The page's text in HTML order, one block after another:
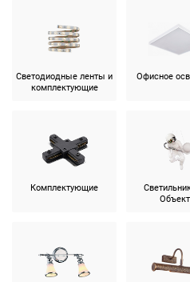
Светодиодные ленты и
комплектующие
Офисное
Комплектующие